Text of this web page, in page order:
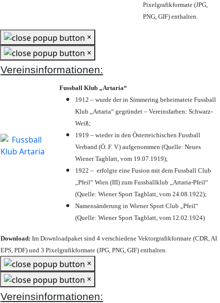
Pixelgrafikformate (JPG,
PNG, GIF) enthalten.
×
×
Vereinsinformationen:
Fussball Klub „Artaria“
1912 – wurde der in Simmering beheimatete Fussball
Klub „Artaria“ gegründet – Vereinsfarben: Schwarz-
Weiß;
1919 – wieder in den Österreichischen Fussball
Verband (Ö. F. V.) aufgenommen (Quelle: Neues
Wiener Tagblatt, vom 19.07.1919);
1922 – erfolgte eine Fusion mit dem Fussball Club
„Pfeil“ Wien (III) zum Fussballklub „Artaria-Pfeil“
(Quelle: Wiener Sport Tagblatt, vom 24.08.1922);
Namensänderung in Wiener Sport Club „Pfeil“
(Quelle: Wiener Sport Tagblatt, vom 12.02.1924)
Download: Im Downloadpaket sind 4 verschiedene Vektorgrafikformate (CDR, AI
EPS, PDF) und 3 Pixelgrafikformate (JPG, PNG, GIF) enthalten.
×
×
Vereinsinformationen: